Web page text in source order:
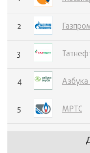
2
3
4 Азбука
5 МРТС